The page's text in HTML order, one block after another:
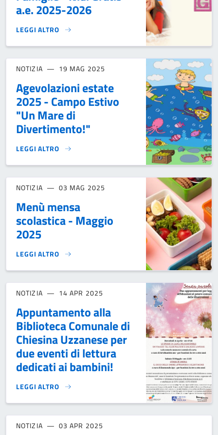
a.e. 2025-2026
LEGGI ALTRO
AVVISO PUBBLICO ALLE FAMIGLIE - NIDI GRATIS A.E.
NOTIZIA 19 MAG 2025
Agevolazioni estate
2025 - Campo Estivo
"Un Mare di
Divertimento!"
LEGGI ALTRO
AGEVOLAZIONI ESTATE 2025 - CAMPO ESTIVO "UN MARE
NOTIZIA 03 MAG 2025
Menù mensa
scolastica - Maggio
2025
LEGGI ALTRO
MENÙ MENSA SCOLASTICA - MAGGIO 2025}
NOTIZIA 14 APR 2025
Appuntamento alla
Biblioteca Comunale di
Chiesina Uzzanese per
due eventi di lettura
dedicati ai bambini!
LEGGI ALTRO
APPUNTAMENTO ALLA BIBLIOTECA COMUNALE DI
NOTIZIA 03 APR 2025